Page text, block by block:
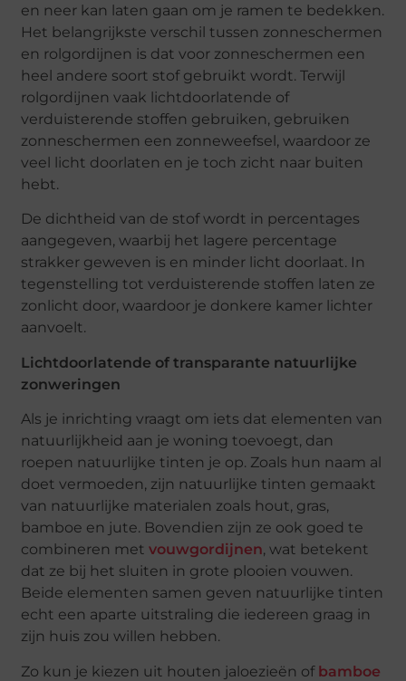
en neer kan laten gaan om je ramen te bedekken.
Het belangrijkste verschil tussen zonneschermen
en rolgordijnen is dat voor zonneschermen een
heel andere soort stof gebruikt wordt. Terwijl
rolgordijnen vaak lichtdoorlatende of
verduisterende stoffen gebruiken, gebruiken
zonneschermen een zonneweefsel, waardoor ze
veel licht doorlaten en je toch zicht naar buiten
hebt.
De dichtheid van de stof wordt in percentages
aangegeven, waarbij het lagere percentage
strakker geweven is en minder licht doorlaat. In
tegenstelling tot verduisterende stoffen laten ze
zonlicht door, waardoor je donkere kamer lichter
aanvoelt.
Lichtdoorlatende of transparante natuurlijke
zonweringen
Als je inrichting vraagt om iets dat elementen van
natuurlijkheid aan je woning toevoegt, dan
roepen natuurlijke tinten je op. Zoals hun naam al
doet vermoeden, zijn natuurlijke tinten gemaakt
van natuurlijke materialen zoals hout, gras,
bamboe en jute. Bovendien zijn ze ook goed te
combineren metvouwgordijnen, wat betekent
dat ze bij het sluiten in grote plooien vouwen.
Beide elementen samen geven natuurlijke tinten
echt een aparte uitstraling die iedereen graag in
zijn huis zou willen hebben.
Zo kun je kiezen uit houten jaloezieën of bamboe